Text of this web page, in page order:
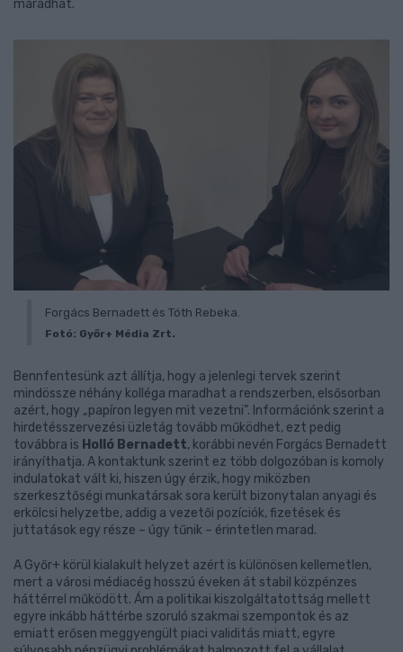
maradhat.
Forgács Bernadett és Tóth Rebeka.
Fotó: Győr+ Média Zrt.
Bennfentesünk azt állítja, hogy a jelenlegi tervek szerint
mindössze néhány kolléga maradhat a rendszerben, elsősorban
azért, hogy „papíron legyen mit vezetni”. Információnk szerint a
hirdetésszervezési üzletág tovább működhet, ezt pedig
továbbra is Holló Bernadett, korábbi nevén Forgács Bernadett
irányíthatja. A kontaktunk szerint ez több dolgozóban is komoly
indulatokat vált ki, hiszen úgy érzik, hogy miközben
szerkesztőségi munkatársak sora került bizonytalan anyagi és
erkölcsi helyzetbe, addig a vezetői pozíciók, fizetések és
juttatások egy része – úgy tűnik – érintetlen marad.
A Győr+ körül kialakult helyzet azért is különösen kellemetlen,
mert a városi médiacég hosszú éveken át stabil közpénzes
háttérrel működött. Ám a politikai kiszolgáltatottság mellett
egyre inkább háttérbe szoruló szakmai szempontok és az
emiatt erősen meggyengült piaci validitás miatt, egyre